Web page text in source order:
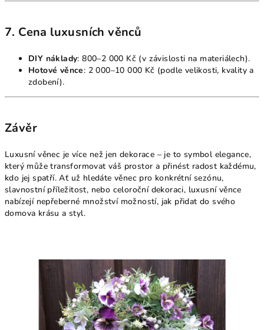
7. Cena luxusních věnců
DIY náklady: 800–2 000 Kč (v závislosti na materiálech).
Hotové věnce: 2 000–10 000 Kč (podle velikosti, kvality a
zdobení).
Závěr
Luxusní věnec je více než jen dekorace – je to symbol elegance,
který může transformovat váš prostor a přinést radost každému,
kdo jej spatří. Ať už hledáte věnec pro konkrétní sezónu,
slavnostní příležitost, nebo celoroční dekoraci, luxusní věnce
nabízejí nepřeberné množství možností, jak přidat do svého
domova krásu a styl.